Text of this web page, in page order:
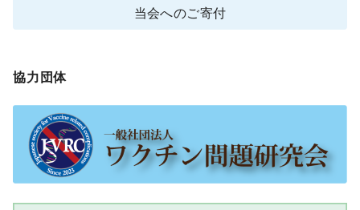
当会へのご寄付
協力団体